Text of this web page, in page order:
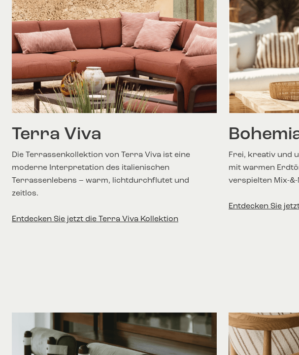
Terra Viva
Die Terrassenkollektion von Terra Viva ist eine
moderne Interpretation des italienischen
Terrassenlebens – warm, lichtdurchflutet und
zeitlos.
Entdecken Sie jetzt die Terra Viva Kollektion
Frei, kreativ und
mit warmen
verspielten Mix-
Entdecken Sie